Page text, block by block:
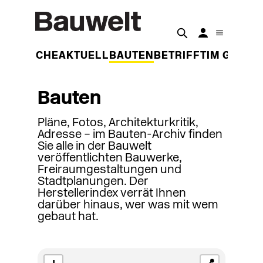
WOCHEAKTUELL BAUTEN BETRIFFT IM
Bauten
Pläne, Fotos, Architekturkritik,
Adresse – im Bauten-Archiv finden
Sie alle in der Bauwelt
veröffentlichten Bauwerke,
Freiraumgestaltungen und
Stadtplanungen. Der
Herstellerindex verrät Ihnen
darüber hinaus, wer was mit wem
gebaut hat.